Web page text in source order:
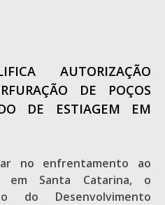
AUTORIZAÇÃO
DE POÇOS
DE ESTIAGEM EM
no enfrentamento ao
em Santa Catarina, o
do Desenvolvimento